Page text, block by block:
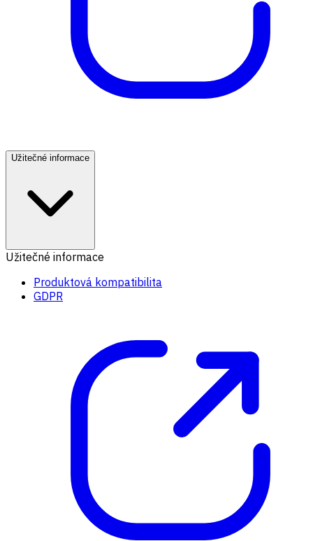
Užitečné informace
Užitečné informace
Produktová kompatibilita
GDPR